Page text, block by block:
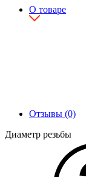
О товаре
Отзывы (0)
Диаметр резьбы